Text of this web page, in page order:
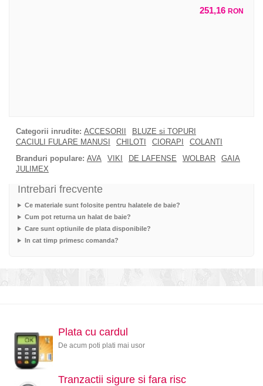
251,16 RON
Categorii inrudite: ACCESORII
BLUZE si TOPURI
CACIULI FULARE MANUSI
CHILOTI CIORAPI
COLANTI
Branduri populare: AVA VIKI DE LAFENSE WOLBAR
GAIA
JULIMEX
Intrebari frecvente
Ce materiale sunt folosite pentru halatele de baie?
Cum pot returna un halat de baie?
Care sunt optiunile de plata disponibile?
In cat timp primesc comanda?
Plata cu cardul
De acum poti plati mai usor
Tranzactii sigure si fara risc